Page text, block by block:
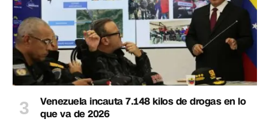
Venezuela incauta 7.148 kilos de drogas en lo
que va de 2026